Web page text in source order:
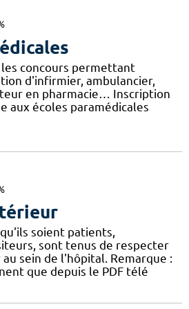
les concours permettant
d'infirmier, ambulancier,
en pharmacie… Inscription
aux écoles paramédicales
soient patients,
sont tenus de respecter
sein de l'hôpital. Remarque :
que depuis le PDF télé